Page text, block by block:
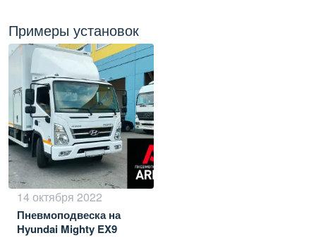
Примеры установок
14 октября 2022
Пневмоподвеска на
Hyundai Mighty EX9